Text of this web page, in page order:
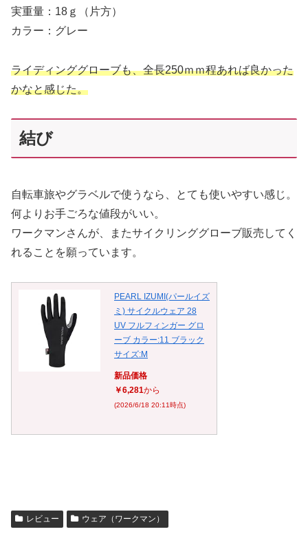
実重量：18ｇ（片方）
カラー：グレー
ライディンググローブも、全長250ｍｍ程あれば良かった
かなと感じた。
結び
自転車旅やグラベルで使うなら、とても使いやすい感じ。
何よりお手ごろな値段がいい。
ワークマンさんが、またサイクリンググローブ販売してく
れることを願っています。
PEARL IZUMI(パールイズ
ミ) サイクルウェア 28
UV フルフィンガー グロ
ーブ カラー:11 ブラック
サイズ:M
新品価格
￥6,281から
(2026/6/18 20:11時点)
レビュー ウェア（ワークマン）